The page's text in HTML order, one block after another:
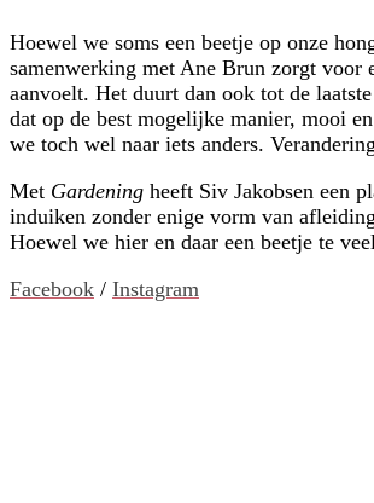
Hoewel we soms een beetje op onze
samenwerking met Ane Brun zorgt voor
aanvoelt. Het duurt dan ook tot de
dat op de best mogelijke manier, mooi
we toch wel naar iets anders.
Met Gardening heeft Siv Jakobsen een
induiken zonder enige vorm van
Hoewel we hier en daar een beetje te
Facebook / Instagram